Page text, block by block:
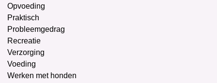
Opvoeding
Praktisch
Probleemgedrag
Recreatie
Verzorging
Voeding
Werken met honden